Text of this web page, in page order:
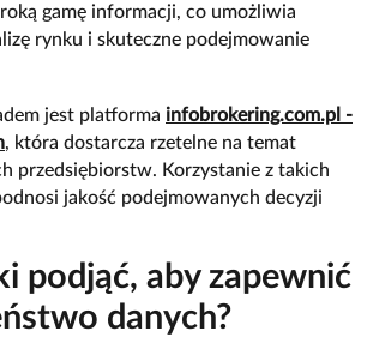
gamę informacji, co umożliwia
rynku i skuteczne podejmowanie
jest platforma infobrokering.com.pl -
, która dostarcza rzetelne na temat
przedsiębiorstw. Korzystanie z takich
jakość podejmowanych decyzji
podjąć, aby zapewnić
danych?